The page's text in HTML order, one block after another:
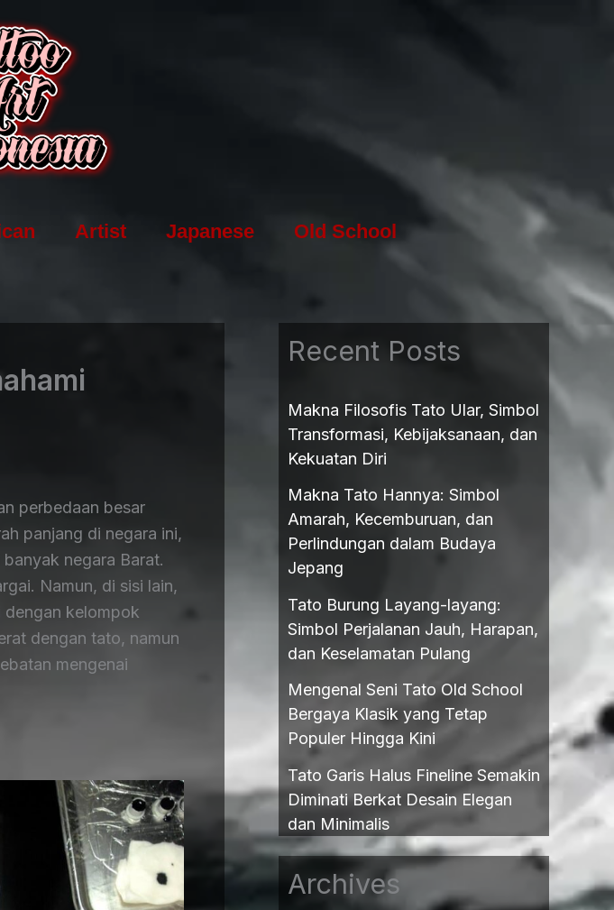
Artist Japanese Old School
perbedaan besar
panjang di negara ini,
negara Barat.
Namun, di sisi lain,
dengan kelompok
dengan tato, namun
mengenai
Recent Posts
Makna Filosofis Tato Ular, Simbol
Transformasi, Kebijaksanaan, dan
Kekuatan Diri
Makna Tato Hannya: Simbol
Amarah, Kecemburuan, dan
Perlindungan dalam Budaya
Jepang
Tato Burung Layang-layang:
Simbol Perjalanan Jauh, Harapan,
dan Keselamatan Pulang
Mengenal Seni Tato Old School
Bergaya Klasik yang Tetap
Populer Hingga Kini
Tato Garis Halus Fineline Semakin
Diminati Berkat Desain Elegan
dan Minimalis
Archives